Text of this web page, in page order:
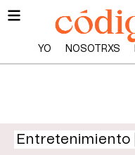
YO NOSOTRXS
Entretenimiento